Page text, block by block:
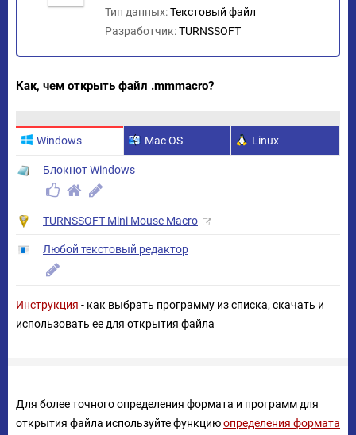
Тип данных:Текстовый файл
Разработчик:TURNSSOFT
Как, чем открыть файл .mmmacro?
Windows Mac OS Linux
Блокнот Windows
TURNSSOFT Mini Mouse Macro
Любой текстовый редактор
Инструкция - как выбрать программу из списка, скачать и
использовать ее для открытия файла
Для более точного определения формата и программ для
открытия файла используйте функциюопределения формата